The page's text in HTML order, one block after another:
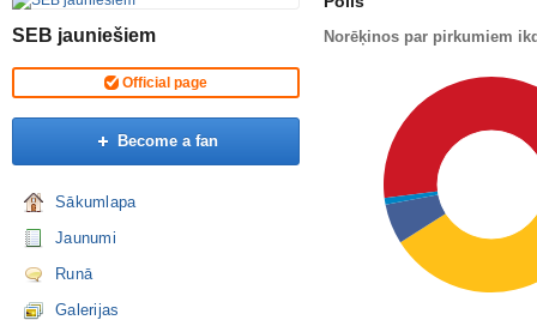
SEB jauniešiem
Official page
Become a fan
Sākumlapa
Jaunumi
Runā
Galerijas
Norēķinos par pirkumiem